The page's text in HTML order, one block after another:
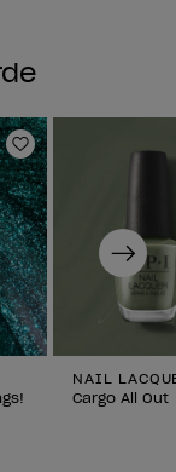
deseos
Añadir a la
NAIL
Cargo All Out
Next